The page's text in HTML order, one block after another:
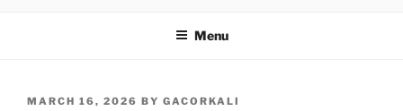
Menu
POSTED
MARCH 16, 2026 BY GACORKALI